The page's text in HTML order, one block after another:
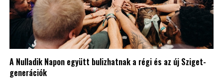
A Nulladik Napon együtt bulizhatnak a régi és az új Sziget-
generációk